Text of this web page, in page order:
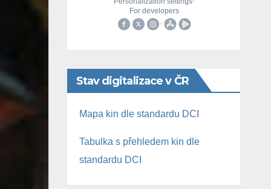
Stav digitalizace v ČR
Mapa kin dle standardu DCI
Tabulka s přehledem kin dle
standardu DCI